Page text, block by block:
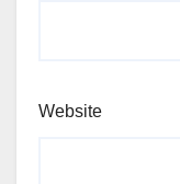
Website